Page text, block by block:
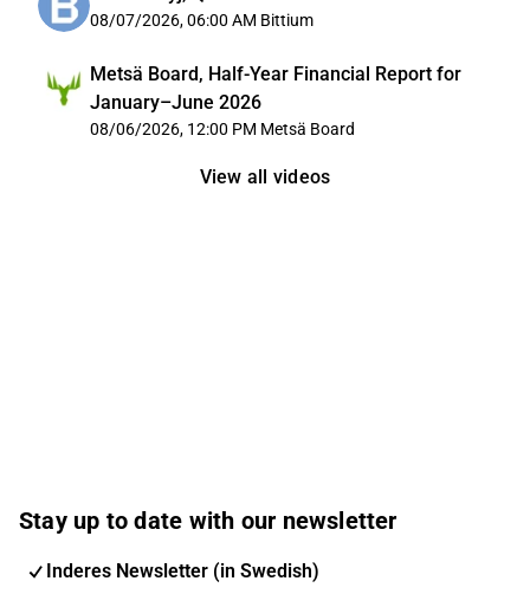
08/07/2026, 06:00 AM Bittium
Metsä Board, Half-Year Financial Report for
January–June 2026
08/06/2026, 12:00 PM Metsä Board
View all videos
Stay up to date with our newsletter
Inderes Newsletter (in Swedish)